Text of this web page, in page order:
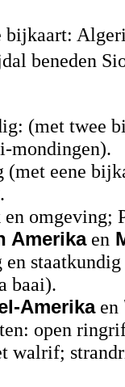
bijkaart:
beneden
(met twee
mondingen).
(met eene
omgeving;
Amerikaen
baai).
Amerikaen
open
walrif;